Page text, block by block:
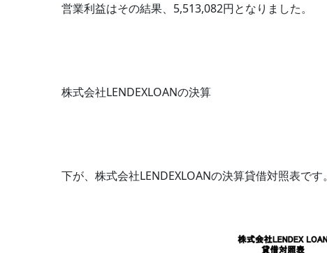
営業利益はその結果、5,513,082円となりました。
株式会社LENDEXLOANの決算
下が、株式会社LENDEXLOANの決算貸借対照表です。